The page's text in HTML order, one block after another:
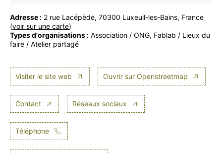
Adresse : 2 rue Lacépède, 70300 Luxeuil-les-Bains, France
(voir sur une carte)
Types d'organisations : Association / ONG, Fablab / Lieux du
faire / Atelier partagé
Visiter le site web Ouvrir sur Openstreetmap
Contact Réseaux sociaux
Téléphone